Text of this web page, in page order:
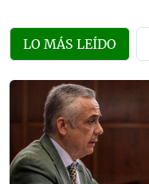
LO MÁS LEÍDO